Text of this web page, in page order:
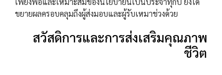
ขยายผลครอบคลุมถึงผู้ส่งมอบและผู้รับเหมาช่วงด้วย
สวัสดิการและการส่งเสริมคุณภาพ
ชีวิต